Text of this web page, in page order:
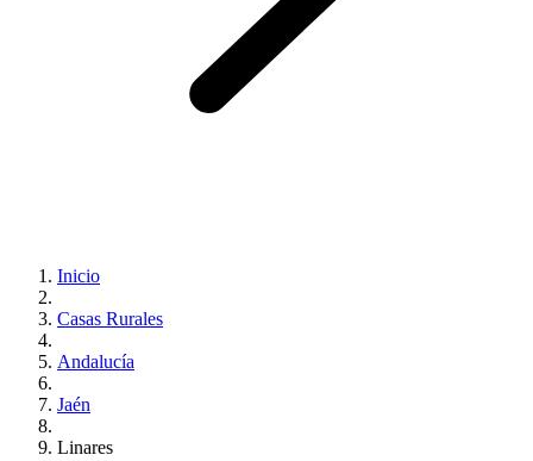
Inicio
Casas Rurales
Andalucía
Jaén
Linares